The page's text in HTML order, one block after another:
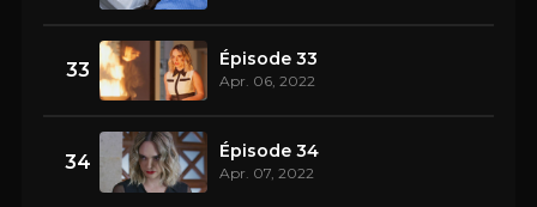
33 Épisode 33
Apr. 06, 2022
34 Épisode 34
Apr. 07, 2022